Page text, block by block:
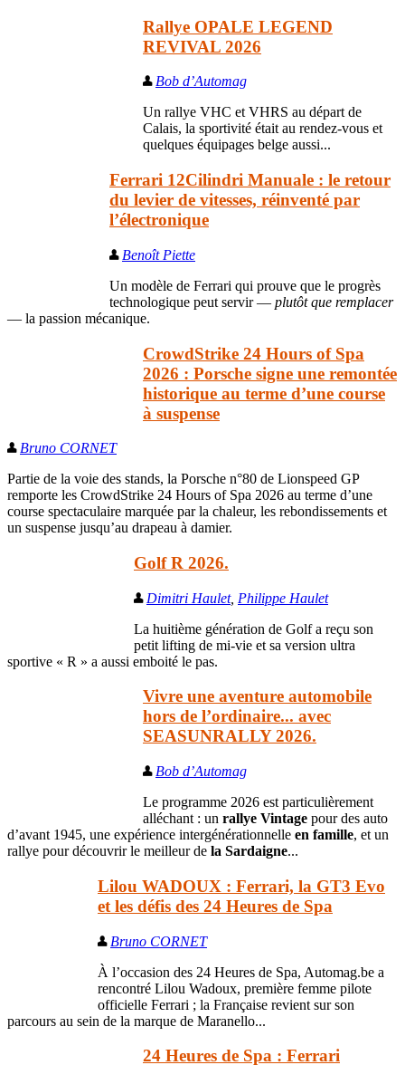
Rallye OPALE LEGEND
REVIVAL 2026
Bob d’Automag
Un rallye VHC et VHRS au départ de
Calais, la sportivité était au rendez-vous et
quelques équipages belge aussi...
Ferrari 12Cilindri Manuale : le retour
du levier de vitesses, réinventé par
l’électronique
Benoît Piette
Un modèle de Ferrari qui prouve que le progrès
technologique peut servir — plutôt que remplacer
— la passion mécanique.
CrowdStrike 24 Hours of Spa
2026 : Porsche signe une remontée
historique au terme d’une course
à suspense
Bruno CORNET
Partie de la voie des stands, la Porsche n°80 de Lionspeed GP
remporte les CrowdStrike 24 Hours of Spa 2026 au terme d’une
course spectaculaire marquée par la chaleur, les rebondissements et
un suspense jusqu’au drapeau à damier.
Golf R 2026.
Dimitri Haulet, Philippe Haulet
La huitième génération de Golf a reçu son
petit lifting de mi-vie et sa version ultra
sportive « R » a aussi emboité le pas.
Vivre une aventure automobile
hors de l’ordinaire... avec
SEASUNRALLY 2026.
Bob d’Automag
Le programme 2026 est particulièrement
alléchant : un rallye Vintage pour des auto
d’avant 1945, une expérience intergénérationnelle en famille, et un
rallye pour découvrir le meilleur de la Sardaigne...
Lilou WADOUX : Ferrari, la GT3 Evo
et les défis des 24 Heures de Spa
Bruno CORNET
À l’occasion des 24 Heures de Spa, Automag.be a
rencontré Lilou Wadoux, première femme pilote
officielle Ferrari ; la Française revient sur son
parcours au sein de la marque de Maranello...
24 Heures de Spa : Ferrari